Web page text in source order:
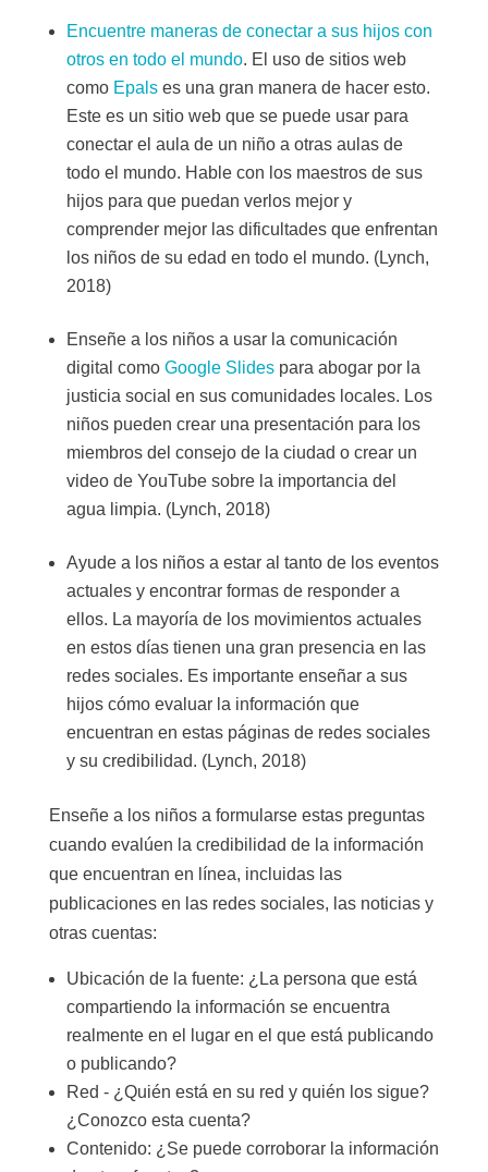
Encuentre maneras de conectar a sus hijos con
otros en todo el mundo. El uso de sitios web
como Epalses una gran manera de hacer esto.
Este es un sitio web que se puede usar para
conectar el aula de un niño a otras aulas de
todo el mundo. Hable con los maestros de sus
hijos para que puedan verlos mejor y
comprender mejor las dificultades que enfrentan
los niños de su edad en todo el mundo. (Lynch,
2018)
Enseñe a los niños a usar la comunicación
digital como Google Slidespara abogar por la
justicia social en sus comunidades locales. Los
niños pueden crear una presentación para los
miembros del consejo de la ciudad o crear un
video de YouTube sobre la importancia del
agua limpia. (Lynch, 2018)
Ayude a los niños a estar al tanto de los eventos
actuales y encontrar formas de responder a
ellos. La mayoría de los movimientos actuales
en estos días tienen una gran presencia en las
redes sociales. Es importante enseñar a sus
hijos cómo evaluar la información que
encuentran en estas páginas de redes sociales
y su credibilidad. (Lynch, 2018)
Enseñe a los niños a formularse estas preguntas
cuando evalúen la credibilidad de la información
que encuentran en línea, incluidas las
publicaciones en las redes sociales, las noticias y
otras cuentas:
Ubicación de la fuente: ¿La persona que está
compartiendo la información se encuentra
realmente en el lugar en el que está publicando
o publicando?
Red - ¿Quién está en su red y quién los sigue?
¿Conozco esta cuenta?
Contenido: ¿Se puede corroborar la información